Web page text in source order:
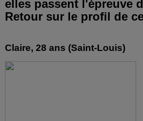
elles passent l'épreuve
Retour sur le profil de
Claire, 28 ans (Saint-Louis)